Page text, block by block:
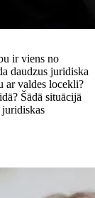
ir viens no
daudzus juridiska
ar valdes locekli?
Šādā situācijā